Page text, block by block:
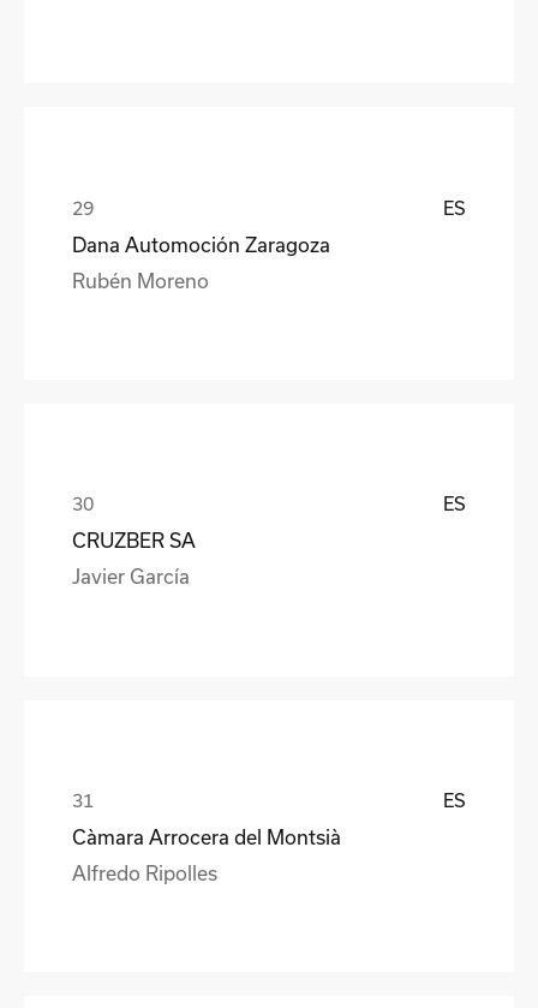
ES
Dana Automoción Zaragoza
Rubén Moreno
ES
CRUZBER SA
Javier García
ES
Càmara Arrocera del Montsià
Alfredo Ripolles